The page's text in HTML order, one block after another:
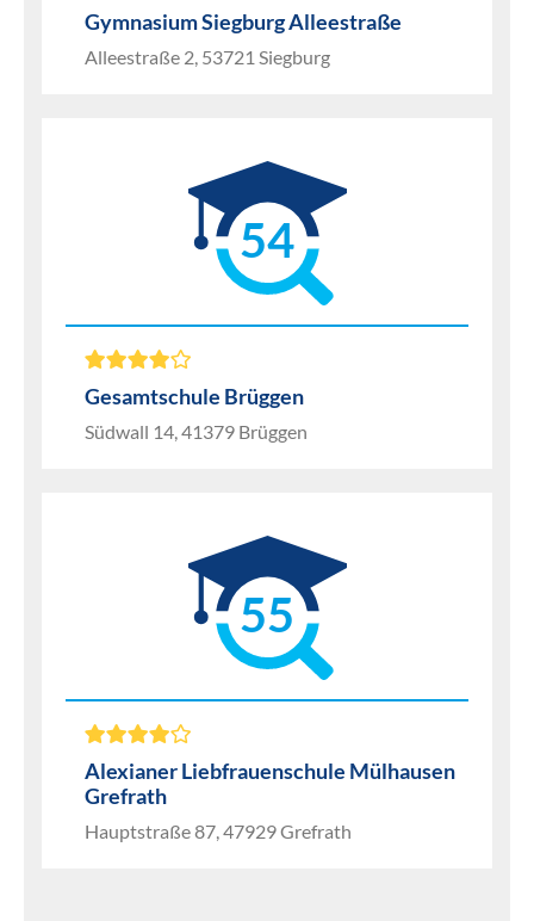
Gymnasium Siegburg Alleestraße
Alleestraße 2, 53721 Siegburg
54
Gesamtschule Brüggen
Südwall 14, 41379 Brüggen
55
Alexianer Liebfrauenschule Mülhausen
Grefrath
Hauptstraße 87, 47929 Grefrath